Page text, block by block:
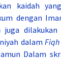
kaidah
dengan
juga dilakukan
dalam
Dalam